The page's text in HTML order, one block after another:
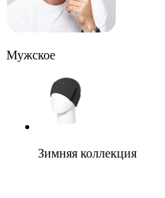
Мужское
Зимняя коллекция